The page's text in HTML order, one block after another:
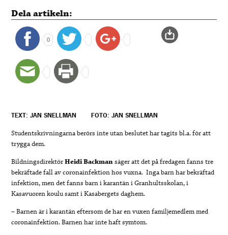
Dela artikeln:
0
TEXT: JAN SNELLMAN FOTO: JAN SNELLMAN
Studentskrivningarna berörs inte utan beslutet har tagits bl.a. för att
trygga dem.
BildningsdirektörHeidi Backmansäger att det på fredagen fanns tre
bekräftade fall av coronainfektion hos vuxna. Inga barn har bekräftad
infektion, men det fanns barn i karantän i Granhultsskolan, i
Kasavuoren koulu samt i Kasabergets daghem.
– Barnen är i karantän eftersom de har en vuxen familjemedlem med
coronainfektion. Barnen har inte haft symtom.